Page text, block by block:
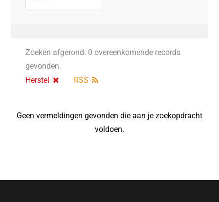
Zoeken afgerond. 0 overeenkomende records
gevonden.
Herstel
RSS
Geen vermeldingen gevonden die aan je zoekopdracht
voldoen.